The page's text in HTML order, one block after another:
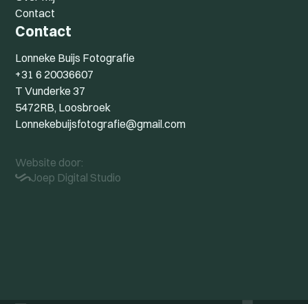
Contact
Contact
Lonneke Buijs Fotografie
+31 6 20036607
T Vunderke 37
5472RB, Loosbroek
Lonnekebuijsfotografie@gmail.com
Website door:
Joep Digital Studio